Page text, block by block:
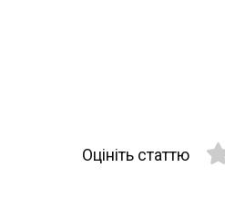
Оцініть статтю